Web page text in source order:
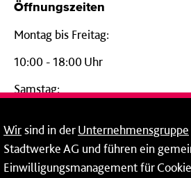
Öffnungszeiten
Montag bis Freitag:
10:00 - 18:00 Uhr
Samstag:
24-Stunden-Telefon*
06131 – 12 77 77
Wirsind in derUnternehmensgruppe
Stadtwerke AG und führen ein
Einwilligungsmanagement für